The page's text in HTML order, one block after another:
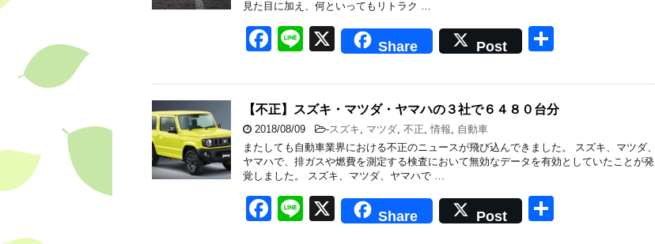
o
k
見た目に加え、何といってもリトラク …
F
c
e
b
o
o
k
Li
e
X Share Post
【不正】スズキ・マツダ・ヤマハの３社で６４８０台分
2018/08/09 -スズキ, マツダ, 不正, 情報, 自動車
またしても自動車業界における不正のニュースが飛び込んできました。 スズキ、マツダ、
ヤマハで、排ガスや燃費を測定する検査において無効なデータを有効としていたことが発
覚しました。 スズキ、マツダ、ヤマハで …
F
Li
X Share Post